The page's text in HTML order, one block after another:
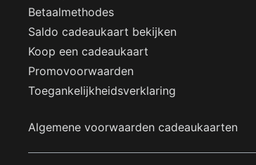
Betaalmethodes
Saldo cadeaukaart bekijken
Koop een cadeaukaart
Promovoorwaarden
Toegankelijkheidsverklaring
Algemene voorwaarden cadeaukaarten